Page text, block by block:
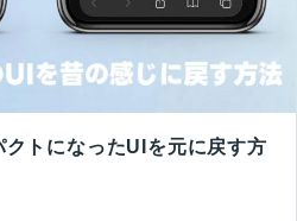
トになったUIを元に戻す方